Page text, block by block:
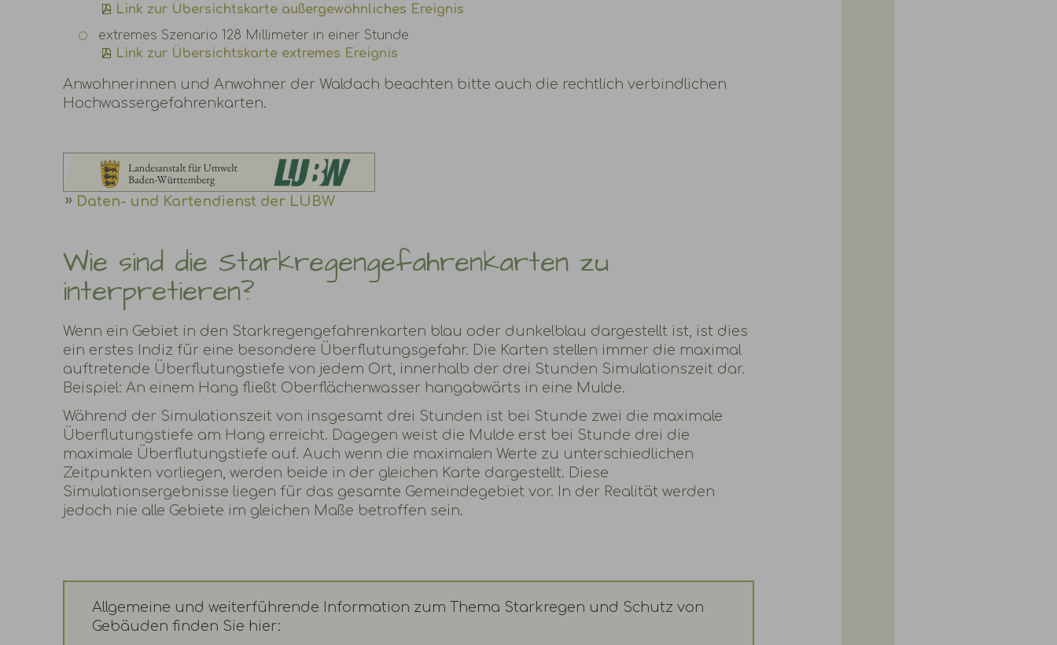
Link zur Übersichtskarte außergewöhnliches Ereignis
extremes Szenario 128 Millimeter in einer Stunde
Link zur Übersichtskarte extremes Ereignis
Anwohnerinnen und Anwohner der Waldach beachten bitte auch die rechtlich verbindlichen
Hochwassergefahrenkarten.
Daten- und Kartendienst der LUBW
Wie sind die Starkregengefahrenkarten zu
interpretieren?
Wenn ein Gebiet in den Starkregengefahrenkarten blau oder dunkelblau dargestellt ist, ist dies
ein erstes Indiz für eine besondere Überflutungsgefahr. Die Karten stellen immer die maximal
auftretende Überflutungstiefe von jedem Ort, innerhalb der drei Stunden Simulationszeit dar.
Beispiel: An einem Hang fließt Oberflächenwasser hangabwärts in eine Mulde.
Während der Simulationszeit von insgesamt drei Stunden ist bei Stunde zwei die maximale
Überflutungstiefe am Hang erreicht. Dagegen weist die Mulde erst bei Stunde drei die
maximale Überflutungstiefe auf. Auch wenn die maximalen Werte zu unterschiedlichen
Zeitpunkten vorliegen, werden beide in der gleichen Karte dargestellt. Diese
Simulationsergebnisse liegen für das gesamte Gemeindegebiet vor. In der Realität werden
jedoch nie alle Gebiete im gleichen Maße betroffen sein.
Allgemeine und weiterführende Information zum Thema Starkregen und Schutz von
Gebäuden finden Sie hier: